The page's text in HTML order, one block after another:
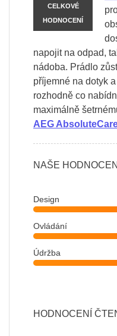
CELKOVÉ
HODNOCENÍ
napojit na odpad,
nádoba. Prádlo
příjemné na dotyk
rozhodně co
maximálně
AEG
NAŠE HODNOCENÍ
Design
Ovládání
Údržba
HODNOCENÍ